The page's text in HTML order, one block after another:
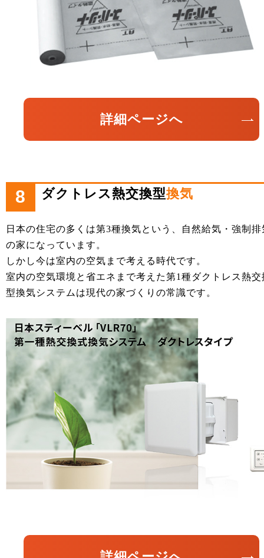
詳細ページへ
8 ダクトレス熱交換型換気
日本の住宅の多くは第3種換気という、自然給気・強制排
の家になっています。
しかし今は室内の空気まで考える時代です。
室内の空気環境と省エネまで考えた第1種ダクトレス熱交
型換気システムは現代の家づくりの常識です。